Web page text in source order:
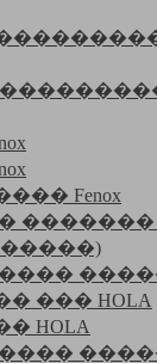
Fenox
��� HOLA
HOLA